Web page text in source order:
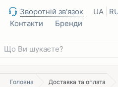
Зворотній зв'язок UA
Контакти Бренди
Головна Доставка та оплата